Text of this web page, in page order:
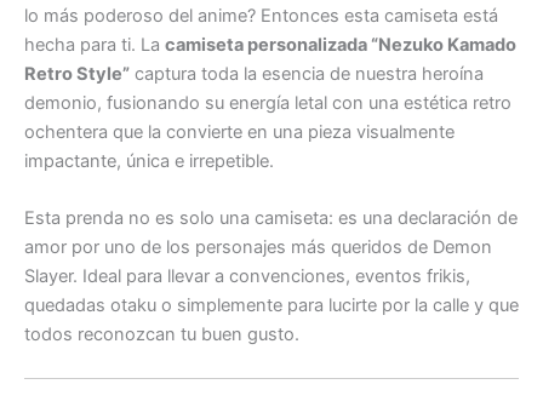
lo más poderoso del anime? Entonces esta camiseta está
hecha para ti. La camiseta personalizada “Nezuko Kamado
Retro Style” captura toda la esencia de nuestra heroína
demonio, fusionando su energía letal con una estética retro
ochentera que la convierte en una pieza visualmente
impactante, única e irrepetible.
Esta prenda no es solo una camiseta: es una declaración de
amor por uno de los personajes más queridos de Demon
Slayer. Ideal para llevar a convenciones, eventos frikis,
quedadas otaku o simplemente para lucirte por la calle y que
todos reconozcan tu buen gusto.